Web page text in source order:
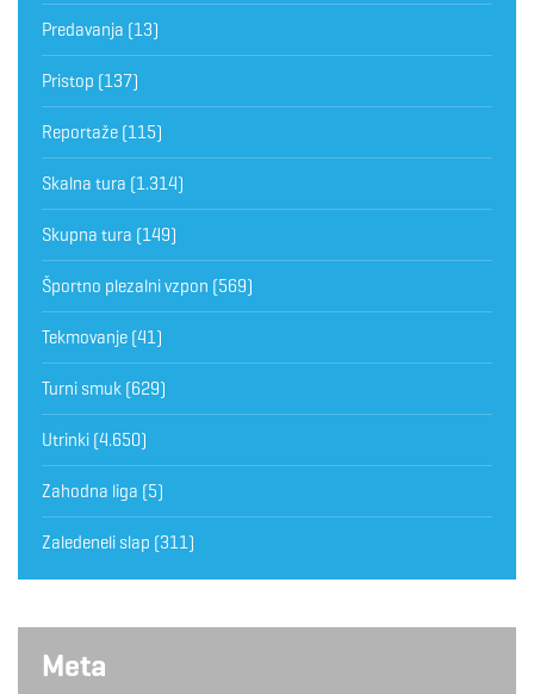
Predavanja (13)
Pristop (137)
Reportaže (115)
Skalna tura (1.314)
Skupna tura (149)
Športno plezalni vzpon (569)
Tekmovanje (41)
Turni smuk (629)
Utrinki (4.650)
Zahodna liga (5)
Zaledeneli slap (311)
Meta